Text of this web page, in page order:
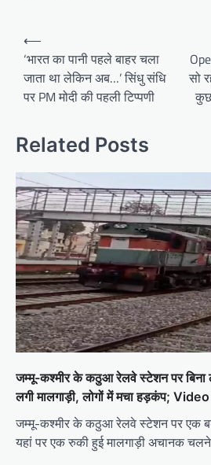
Post
navigation
⟵
‘भारत का पानी पहले बाहर चला
जाता था लेकिन अब…’ सिंधु संधि
पर PM मोदी की पहली टिप्पणी
सो
Related Posts
जम्मू-कश्मीर के कठुआ रेलवे स्टेशन पर बिना
लगी मालगाड़ी, लोगों में मचा हड़कंप;
जम्मू-कश्मीर के कठुआ रेलवे स्टेशन पर एक
यहां पर एक रुकी हुई मालगाड़ी अचानक